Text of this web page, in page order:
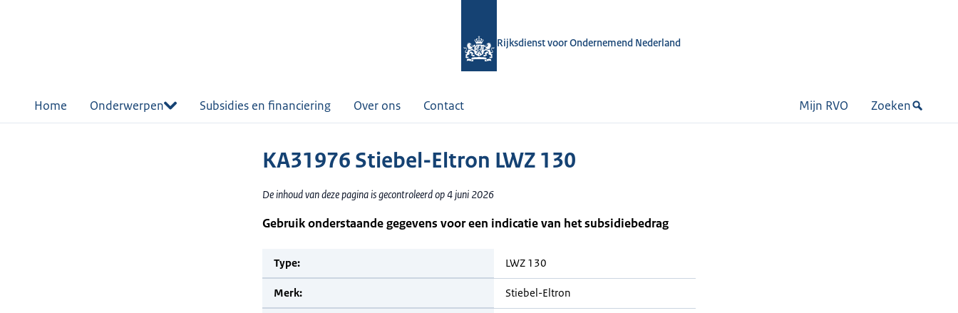
Rijksdienst voor Ondernemend Nederland
Home Onderwerpen Subsidies en financiering Over ons Contact Mijn RVO Zoeken
KA31976 Stiebel-Eltron LWZ 130
De inhoud van deze pagina is gecontroleerd op 4 juni 2026
Gebruik onderstaande gegevens voor een indicatie van het subsidiebedrag
Type: LWZ 130
Merk: Stiebel-Eltron